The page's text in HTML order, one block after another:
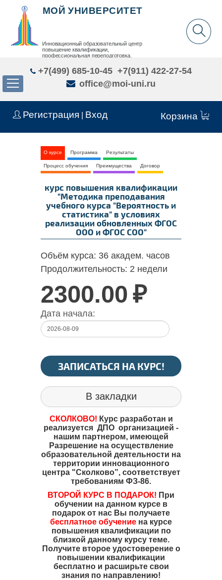
Регистрация Вход Корзина
МОЙ УНИВЕРСИТЕТ
Инновационный образовательный центр
повышение квалификации,
профессиональная переподготовка,
+7(499) 685-10-45 +7(911) 422-27-54
office@moi-uni.ru
О курсе Программа Результаты
Процесс обучения Преимущества Договор
курс повышения квалификации
"Методика преподавания
учебного курса "Вероятность и
статистика" в условиях
реализации обновленных ФГОС
ООО и ФГОС СОО"
Объём курса: 36 академ. часов
Продолжительность: 2 недели
2300.00 ₽
Дата начала:
ЗАПИСАТЬСЯ НА КУРС!
В закладки
СКОЛКОВО! Курс разработан и
реализуется ДПО организацией -
нашим партнером, имеющей
Разрешение на осуществление
образовательной деятельности на
территории инновационного
центра "Сколково”, соответствует
требованиям ФЗ-86.
ВТОРОЙ КУРС В ПОДАРОК! При
обучении на данном курсе в
подарок от нас Вы получаете
бесплатное обучение на курсе
повышения квалификации по
близкой данному курсу теме.
Получите второе удостоверение о
повышении квалификации
бесплатно и расширьте свои
знания по направлению!